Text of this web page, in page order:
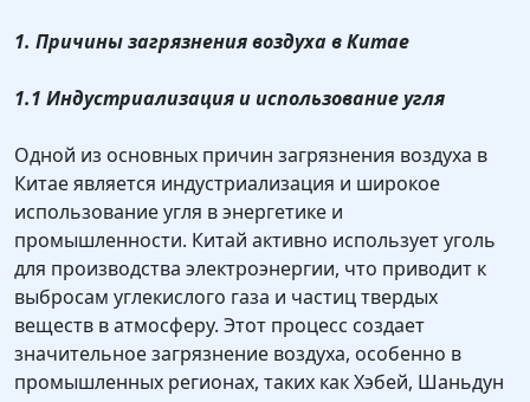
1. Причины загрязнения воздуха в Китае
1.1 Индустриализация и использование угля
Одной из основных причин загрязнения воздуха в
Китае является индустриализация и широкое
использование угля в энергетике и
промышленности. Китай активно использует уголь
для производства электроэнергии, что приводит к
выбросам углекислого газа и частиц твердых
веществ в атмосферу. Этот процесс создает
значительное загрязнение воздуха, особенно в
промышленных регионах, таких как Хэбей, Шаньдун